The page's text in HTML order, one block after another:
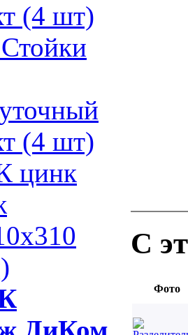
(4 шт)
(4 шт)
цинк
С
Фото